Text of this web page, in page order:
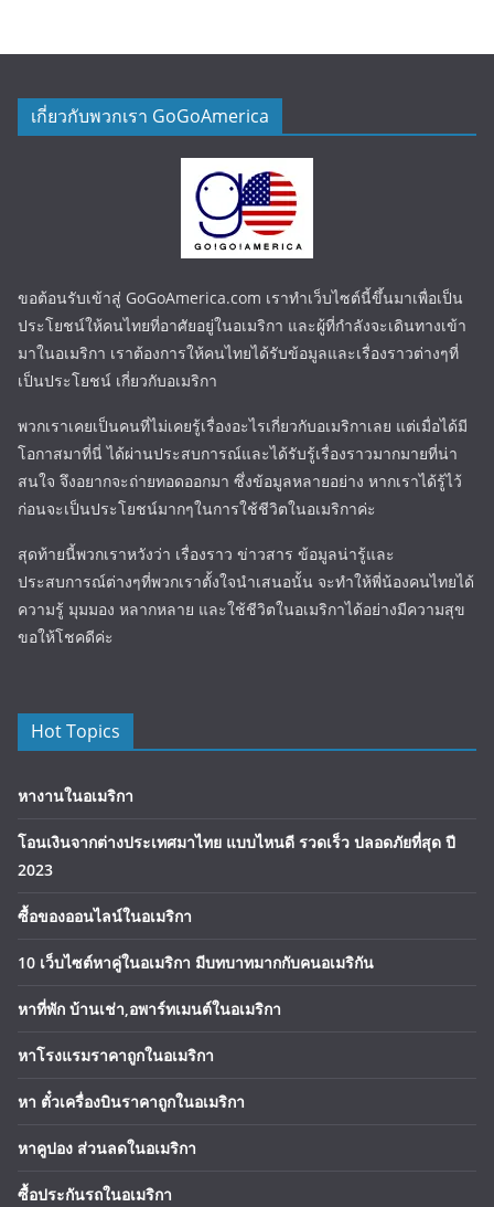
เกี่ยวกับพวกเรา GoGoAmerica
ขอต้อนรับเข้าสู่ GoGoAmerica.com เราทำเว็บไซต์นี้ขึ้นมาเพื่อเป็น
ประโยชน์ให้คนไทยที่อาศัยอยู่ในอเมริกา และผู้ที่กำลังจะเดินทางเข้า
มาในอเมริกา เราต้องการให้คนไทยได้รับข้อมูลและเรื่องราวต่างๆที่
เป็นประโยชน์ เกี่ยวกับอเมริกา
พวกเราเคยเป็นคนที่ไม่เคยรู้เรื่องอะไรเกี่ยวกับอเมริกาเลย แต่เมื่อได้มี
โอกาสมาที่นี่ ได้ผ่านประสบการณ์และได้รับรู้เรื่องราวมากมายที่น่า
สนใจ จึงอยากจะถ่ายทอดออกมา ซึ่งข้อมูลหลายอย่าง หากเราได้รู้ไว้
ก่อนจะเป็นประโยชน์มากๆในการใช้ชีวิตในอเมริกาค่ะ
สุดท้ายนี้พวกเราหวังว่า เรื่องราว ข่าวสาร ข้อมูลน่ารู้และ
ประสบการณ์ต่างๆที่พวกเราตั้งใจนำเสนอนั้น จะทำให้พี่น้องคนไทยได้
ความรู้ มุมมอง หลากหลาย และใช้ชีวิตในอเมริกาได้อย่างมีความสุข
ขอให้โชคดีค่ะ
Hot Topics
หางานในอเมริกา
โอนเงินจากต่างประเทศมาไทย แบบไหนดี รวดเร็ว ปลอดภัยที่สุด ปี
2023
ซื้อของออนไลน์ในอเมริกา
10 เว็บไซต์หาคู่ในอเมริกา มีบทบาทมากกับคนอเมริกัน
หาที่พัก บ้านเช่า,อพาร์ทเมนต์ในอเมริกา
หาโรงแรมราคาถูกในอเมริกา
หา ตั๋วเครื่องบินราคาถูกในอเมริกา
หาคูปอง ส่วนลดในอเมริกา
ซื้อประกันรถในอเมริกา